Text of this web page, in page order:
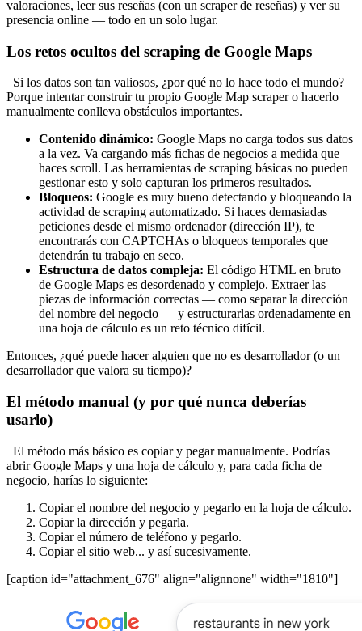
valoraciones, leer sus reseñas (con un scraper de reseñas) y ver su
presencia online — todo en un solo lugar.
Los retos ocultos del scraping de Google Maps
Si los datos son tan valiosos, ¿por qué no lo hace todo el mundo?
Porque intentar construir tu propio Google Map scraper o hacerlo
manualmente conlleva obstáculos importantes.
Contenido dinámico: Google Maps no carga todos sus datos
a la vez. Va cargando más fichas de negocios a medida que
haces scroll. Las herramientas de scraping básicas no pueden
gestionar esto y solo capturan los primeros resultados.
Bloqueos: Google es muy bueno detectando y bloqueando la
actividad de scraping automatizado. Si haces demasiadas
peticiones desde el mismo ordenador (dirección IP), te
encontrarás con CAPTCHAs o bloqueos temporales que
detendrán tu trabajo en seco.
Estructura de datos compleja: El código HTML en bruto
de Google Maps es desordenado y complejo. Extraer las
piezas de información correctas — como separar la dirección
del nombre del negocio — y estructurarlas ordenadamente en
una hoja de cálculo es un reto técnico difícil.
Entonces, ¿qué puede hacer alguien que no es desarrollador (o un
desarrollador que valora su tiempo)?
El método manual (y por qué nunca deberías
usarlo)
El método más básico es copiar y pegar manualmente. Podrías
abrir Google Maps y una hoja de cálculo y, para cada ficha de
negocio, harías lo siguiente:
Copiar el nombre del negocio y pegarlo en la hoja de cálculo.
Copiar la dirección y pegarla.
Copiar el número de teléfono y pegarlo.
Copiar el sitio web... y así sucesivamente.
[caption id="attachment_676" align="alignnone" width="1810"]